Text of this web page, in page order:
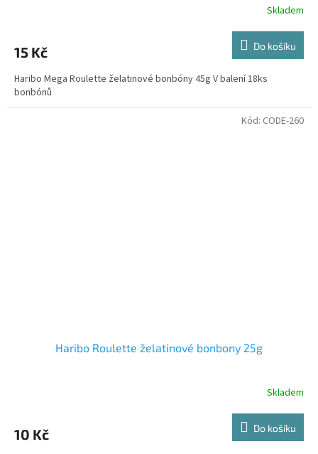
Skladem
15 Kč Do košíku
Haribo Mega Roulette želatinové bonbóny 45g V balení 18ks
bonbónů
Haribo Roulette želatinové bonbony 25g
Skladem
10 Kč Do košíku
Kód: CODE-260